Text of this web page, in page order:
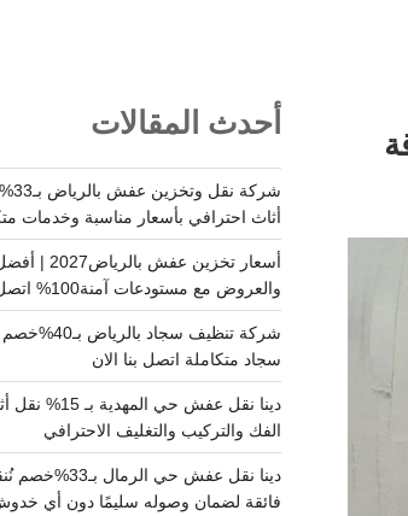
أحدث المقالات
شركة
أثاث احترافي بأسعار مناسبة وخدمات
أسعار تخزين عفش
والعروض مع مستودعات آمنة100% اتصل الان
شركة تنظيف
سجاد متكاملة اتصل بنا الان
دينا نقل عفش حي
الفك والتركيب والتغليف الاحترافي
دينا نقل عفش حي
فائقة لضمان وصوله سليمًا دون أي